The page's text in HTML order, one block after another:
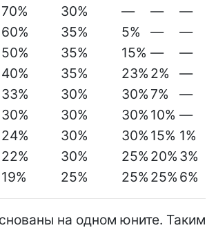
70% 30% — —
—
60% 35% 5% —
—
50% 35% 15% —
—
40% 35% 23% 2%
—
33% 30% 30% 7%
—
30% 30% 30% 10% —
24% 30% 30% 15% 1%
22% 30% 25% 20% 3%
19% 25% 25% 25% 6%
на одном юните. Таким